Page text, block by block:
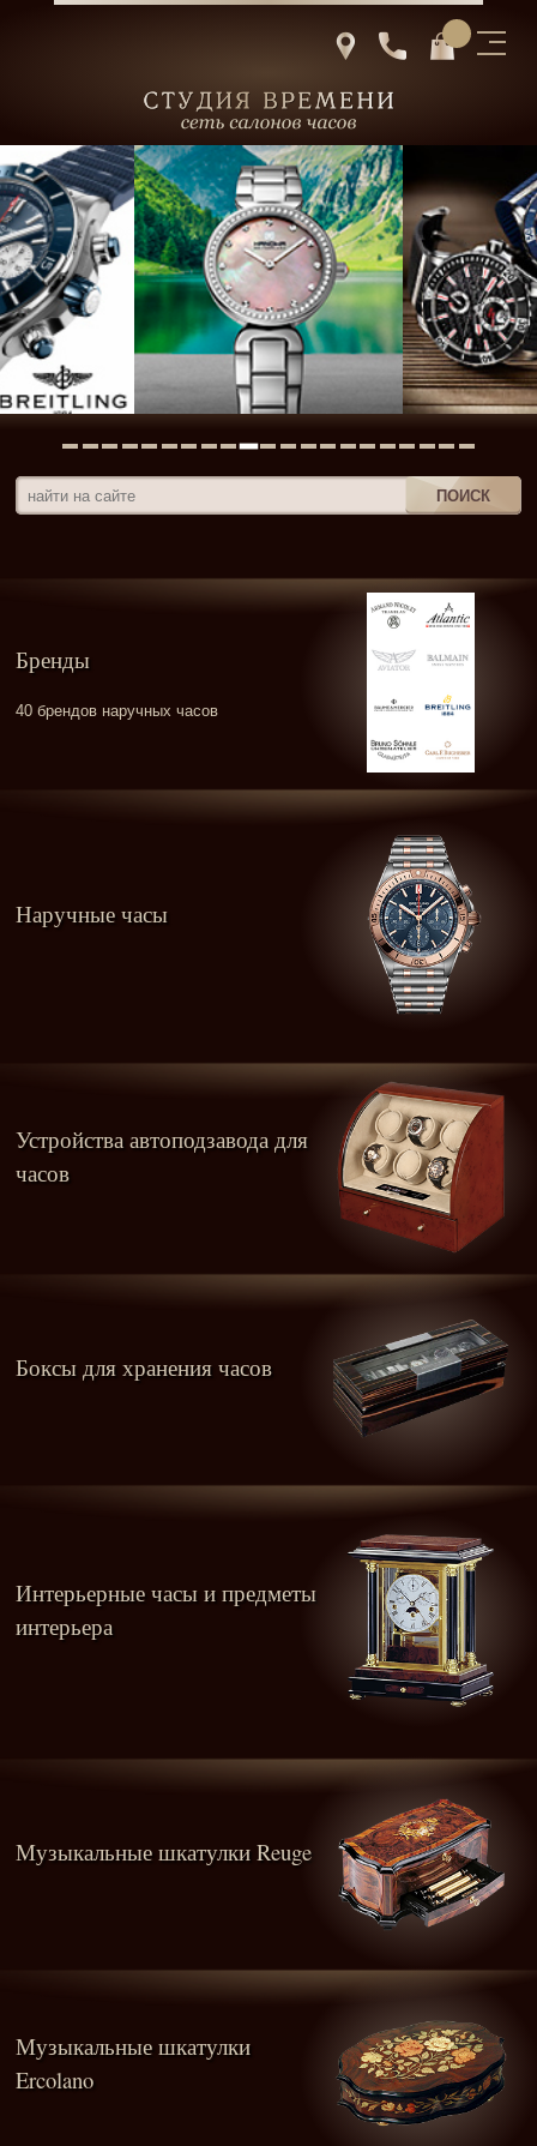
Бренды
40 брендов наручных часов
Наручные часы
Устройства автоподзавода для
часов
Боксы для хранения часов
Интерьерные часы и предметы
интерьера
Музыкальные шкатулки Reuge
Музыкальные шкатулки
Ercolano